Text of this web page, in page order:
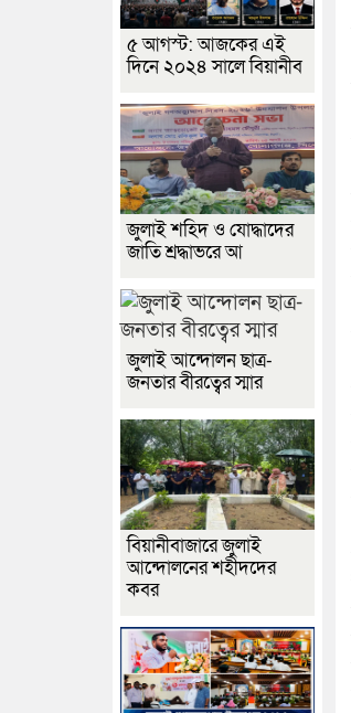
৫ আগস্ট: আজকের এই
দিনে ২০২৪ সালে বিয়ানীব
জুলাই শহিদ ও যোদ্ধাদের
জাতি শ্রদ্ধাভরে আ
জুলাই আন্দোলন ছাত্র-
জনতার বীরত্বের স্মার
বিয়ানীবাজারে জুলাই
আন্দোলনের শহীদদের
কবর